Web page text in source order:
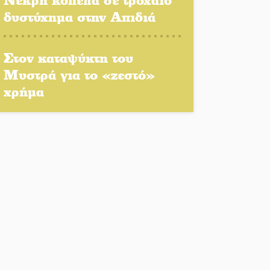
Νταλίκα έπεσε σε γκρεμό
48χρονος οδηγός
δυστύχημα στην Απιδιά
Στον καταψύκτη του
Μυστρά για το «ζεστό»
χρήμα